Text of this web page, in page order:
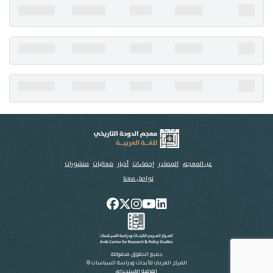
عن المعجم المصادر إحصاءات أخبار فعاليات منشورات
تواصل معنا
جميع الحقوق محفوظة
المركز العربي للأبحاث ودراسة السياسات ©